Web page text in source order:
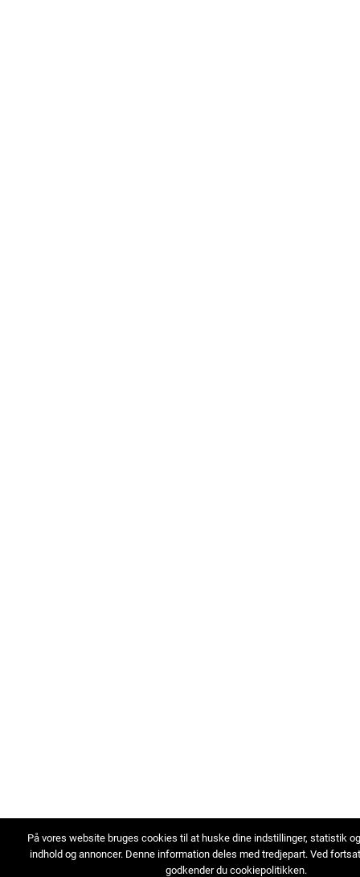
På vores website bruges cookies til at huske dine indstillinger, statistik
indhold og annoncer. Denne information deles med tredjepart. Ved
godkender du cookiepolitikken.